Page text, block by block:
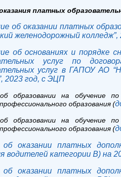
платных
об оказании платных
желенодорожный
об основаниях и порядке
услуг по
услуг в ГАПОУ АО
2023 год, с ЭЦП
образовании на обучение
образования (
образовании на обучение
образования(
об оказании платных
водителей категории В) на
об оказании платных